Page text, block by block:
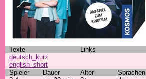
Texte Links
deutsch_kurz
english_short
Spieler
Dauer Alter Sprachen